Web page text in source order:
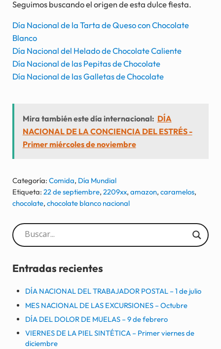
Seguimos buscando el origen de esta dulce fiesta.
Día Nacional de la Tarta de Queso con Chocolate
Blanco
Día Nacional del Helado de Chocolate Caliente
Día Nacional de las Pepitas de Chocolate
Día Nacional de las Galletas de Chocolate
Mira también este día internacional: DÍA
NACIONAL DE LA CONCIENCIA DEL ESTRÉS -
Primer miércoles de noviembre
Categoría: Comida, Día Mundial
Etiqueta: 22 de septiembre, 2209xx, amazon, caramelos,
chocolate, chocolate blanco nacional
Sidebar
Entradas recientes
DÍA NACIONAL DEL TRABAJADOR POSTAL – 1 de julio
MES NACIONAL DE LAS EXCURSIONES – Octubre
DÍA DEL DOLOR DE MUELAS – 9 de febrero
VIERNES DE LA PIEL SINTÉTICA – Primer viernes de
diciembre